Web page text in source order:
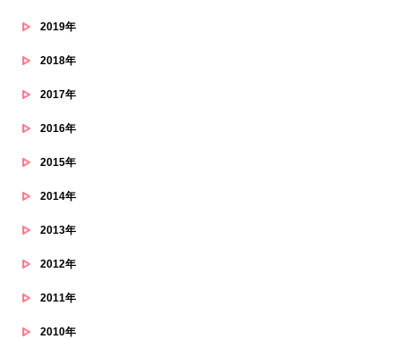
2019年
2018年
2017年
2016年
2015年
2014年
2013年
2012年
2011年
2010年